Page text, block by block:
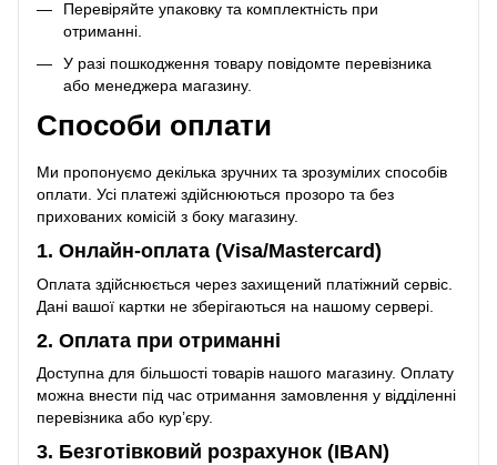
Перевіряйте упаковку та комплектність при
отриманні.
У разі пошкодження товару повідомте перевізника
або менеджера магазину.
Способи оплати
Ми пропонуємо декілька зручних та зрозумілих способів
оплати. Усі платежі здійснюються прозоро та без
прихованих комісій з боку магазину.
1. Онлайн-оплата (Visa/Mastercard)
Оплата здійснюється через захищений платіжний сервіс.
Дані вашої картки не зберігаються на нашому сервері.
2. Оплата при отриманні
Доступна для більшості товарів нашого магазину. Оплату
можна внести під час отримання замовлення у відділенні
перевізника або кур’єру.
3. Безготівковий розрахунок (IBAN)